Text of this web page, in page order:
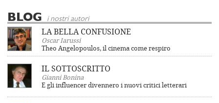
BLOG i nostri autori
LA BELLA CONFUSIONE
Oscar Iarussi
Theo Angelopoulos, il cinema come respiro
IL SOTTOSCRITTO
Gianni Bonina
E gli influencer divennero i nuovi critici letterari